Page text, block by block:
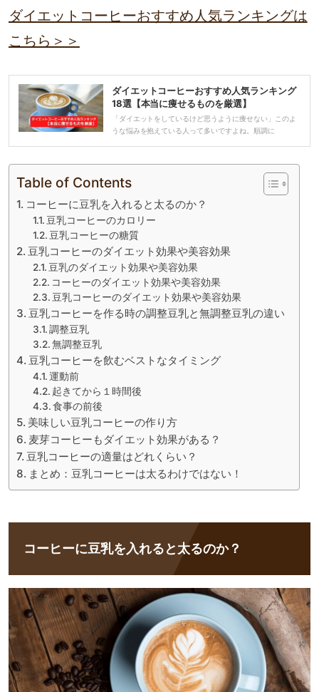
ダイエットコーヒーおすすめ人気ランキングは
こちら＞＞
ダイエットコーヒーおすすめ人気ランキング
18選【本当に痩せるものを厳選】
「ダイエットをしているけど思うように痩せない」このよ
うな悩みを抱えている人って多いですよね。順調に
Table of Contents
コーヒーに豆乳を入れると太るのか？
豆乳コーヒーのカロリー
豆乳コーヒーの糖質
豆乳コーヒーのダイエット効果や美容効果
豆乳のダイエット効果や美容効果
コーヒーのダイエット効果や美容効果
豆乳コーヒーのダイエット効果や美容効果
豆乳コーヒーを作る時の調整豆乳と無調整豆乳の違い
調整豆乳
無調整豆乳
豆乳コーヒーを飲むベストなタイミング
運動前
起きてから１時間後
食事の前後
美味しい豆乳コーヒーの作り方
麦芽コーヒーもダイエット効果がある？
豆乳コーヒーの適量はどれくらい？
まとめ：豆乳コーヒーは太るわけではない！
コーヒーに豆乳を入れると太るのか？